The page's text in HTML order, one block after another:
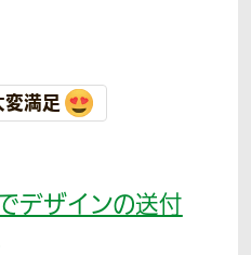
変満足
デザインの送付